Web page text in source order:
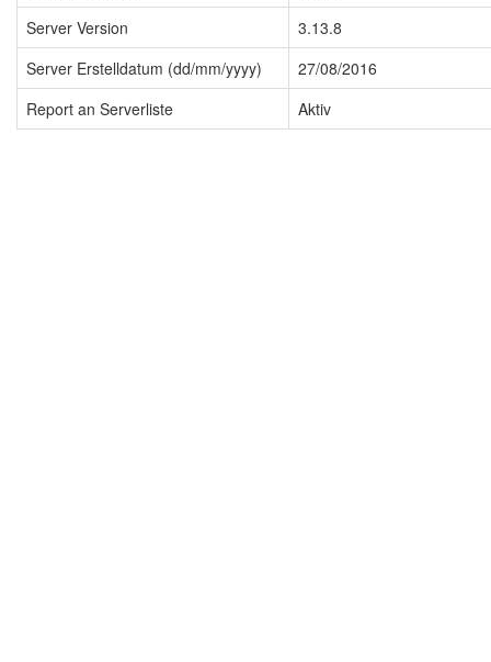
Server Version
3.13.8
Server Erstelldatum (dd/mm/yyyy)
27/08/2016
Report an Serverliste
Aktiv